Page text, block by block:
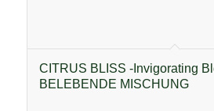
CITRUS BLISS -Invigorating
BELEBENDE MISCHUNG